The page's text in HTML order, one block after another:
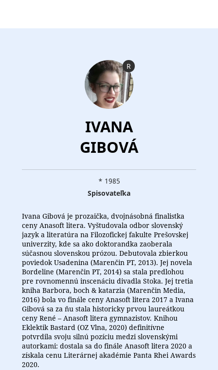
R
IVANA
GIBOVÁ
* 1985
Spisovateľka
Ivana Gibová je prozaička, dvojnásobná finalistka
ceny Anasoft litera. Vyštudovala odbor slovenský
jazyk a literatúra na Filozofickej fakulte Prešovskej
univerzity, kde sa ako doktorandka zaoberala
súčasnou slovenskou prózou. Debutovala zbierkou
poviedok Usadenina (Marenčin PT, 2013). Jej novela
Bordeline (Marenčin PT, 2014) sa stala predlohou
pre rovnomennú inscenáciu divadla Stoka. Jej tretia
kniha Barbora, boch & katarzia (Marenčin Media,
2016) bola vo finále ceny Anasoft litera 2017 a Ivana
Gibová sa za ňu stala historicky prvou laureátkou
ceny René – Anasoft litera gymnazistov. Knihou
Eklektik Bastard (OZ Vlna, 2020) definitívne
potvrdila svoju silnú pozíciu medzi slovenskými
autorkami: dostala sa do finále Anasoft litera 2020 a
získala cenu Literárnej akadémie Panta Rhei Awards
2020.